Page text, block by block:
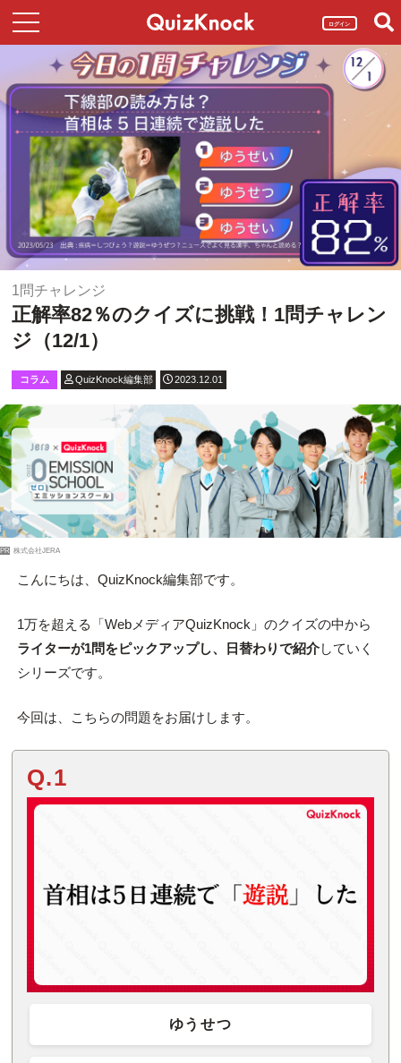
ログイン
1問チャレンジ
正解率82％のクイズに挑戦！1問チャレン
ジ（12/1）
コラム QuizKnock編集部 2023.12.01
PR 株式会社JERA
こんにちは、QuizKnock編集部です。
1万を超える「WebメディアQuizKnock」のクイズの中から
ライターが1問をピックアップし、日替わりで紹介していく
シリーズです。
今回は、こちらの問題をお届けします。
Q.1
ゆうせつ